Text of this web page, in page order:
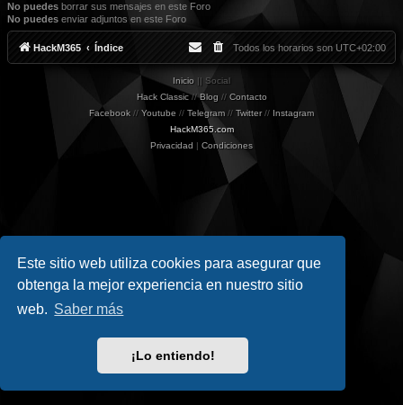
Este sitio web utiliza cookies para asegurar que
obtenga la mejor experiencia en nuestro sitio
web. Saber más
¡Lo entiendo!
No puedes borrar sus mensajes en este Foro
No puedes enviar adjuntos en este Foro
HackM365 Índice Todos los horarios son UTC+02:00
Inicio || Social
Hack Classic//Blog // Contacto
Facebook // Youtube // Telegram // Twitter// Instagram
HackM365.com
Privacidad | Condiciones